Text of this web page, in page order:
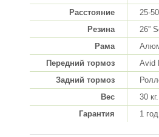
Расстояние
25-
Резина
26”
Рама
Передний тормоз
Avid
Задний тормоз
Вес
30 кг.
Гарантия
1 год